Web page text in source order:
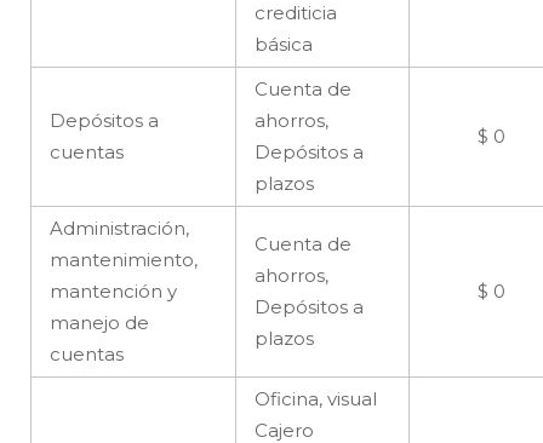
crediticia
básica
Depósitos a
cuentas
Cuenta de
ahorros,
Depósitos a
plazos
$ 0
Administración,
mantenimiento,
mantención y
manejo de
cuentas
Cuenta de
ahorros,
Depósitos a
plazos
$ 0
Oficina, visual
Cajero